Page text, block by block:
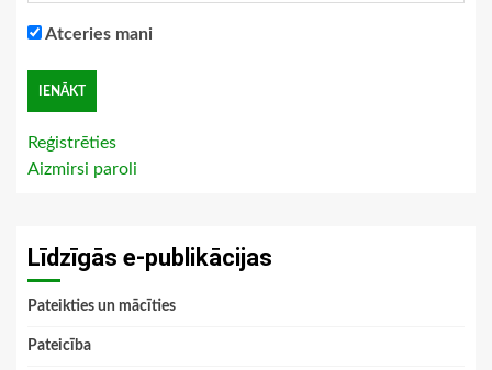
Atceries mani
Reģistrēties
Aizmirsi paroli
Līdzīgās e-publikācijas
Pateikties un mācīties
Pateicība